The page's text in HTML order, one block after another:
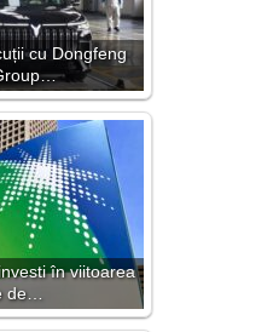
cu Dongfeng
în viitoarea
de…